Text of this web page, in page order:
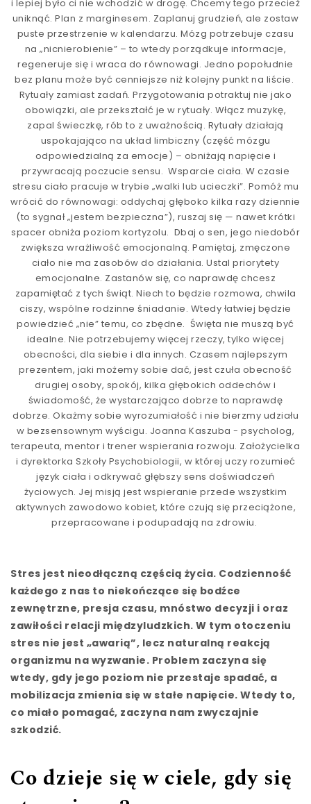
Stres jest nieodłączną częścią życia. Codzienność
każdego z nas to niekończące się bodźce
zewnętrzne, presja czasu, mnóstwo decyzji i oraz
zawiłości relacji międzyludzkich. W tym otoczeniu
stres nie jest „awarią”, lecz naturalną reakcją
organizmu na wyzwanie. Problem zaczyna się
wtedy, gdy jego poziom nie przestaje spadać, a
mobilizacja zmienia się w stałe napięcie. Wtedy to,
co miało pomagać, zaczyna nam zwyczajnie
szkodzić.
Co dzieje się w ciele, gdy się